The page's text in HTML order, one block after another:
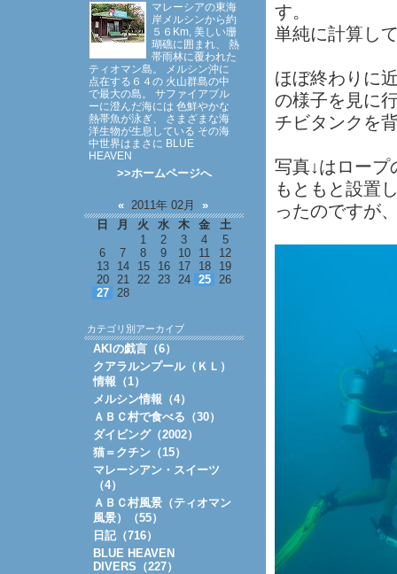
す。
単純に計算し
ほぼ終わりに
の様子を見に
チビタンクを
写真↓はロープ
もともと設置
ったのですが
マレーシアの東海
岸メルシンから約
５６Km, 美しい珊
瑚礁に囲まれ、 熱
帯雨林に覆われた
ティオマン島。 メルシン沖に
点在する６４の 火山群島の中
で最大の島。 サファイアブル
ーに澄んだ海には 色鮮やかな
熱帯魚が泳ぎ、 さまざまな海
洋生物が生息している その海
中世界はまさに BLUE
HEAVEN
>>ホームページへ
« 2011年 02月 »
日
月 火 水 木 金
土
1
2 3 4
5
6
7 8 9 10 11
12
13
14 15 16 17 18
19
20
21 22 23 24 25
26
27
28
カテゴリ別アーカイブ
AKIの戯言（6）
クアラルンプール（ＫＬ）
情報（1）
メルシン情報（4）
ＡＢＣ村で食べる（30）
ダイビング（2002）
猫＝クチン（15）
マレーシアン・スイーツ
（4）
ＡＢＣ村風景（ティオマン
風景）（55）
日記（716）
BLUE HEAVEN
DIVERS（227）